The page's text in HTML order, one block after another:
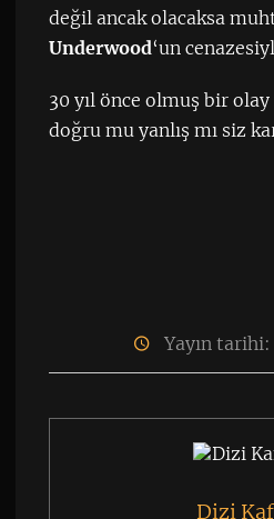
değil ancak olacaksa
Underwood‘un
30 yıl önce olmuş bir
doğru mu yanlış mı siz
Yayın tarihi:
Dizi